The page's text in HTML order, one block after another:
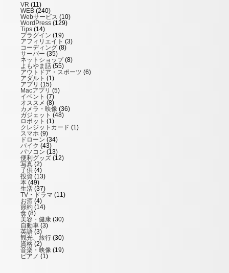
VR (11)
WEB (240)
Webサービス (10)
WordPress (129)
Tips (14)
プラグイン (19)
アフィリエイト (3)
コーディング (8)
サーバー (35)
ネットショップ(8)
よもやま話 (55)
アウトドア・スポーツ (6)
アダルト (1)
アプリ (15)
Macアプリ (5)
イベント (7)
オススメ (8)
カメラ・映像 (36)
ガジェット (48)
ロボット (1)
クレジットカード (1)
スマホ (9)
ドローン (34)
バイク (43)
パソコン (13)
便利グッズ (12)
写真 (2)
子供 (4)
投資 (13)
本 (49)
生活 (37)
TV・ドラマ (11)
お酒 (4)
節約 (14)
食 (8)
美容・健康 (30)
自動車 (3)
英語 (3)
観光、旅行 (30)
資格 (2)
音楽・映像 (19)
ピアノ (1)